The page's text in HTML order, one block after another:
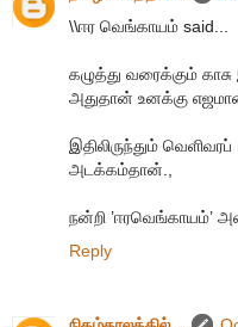
\\ஈர வெங்காயம் said...
கழுத்து வரைக்கும்
அதுதான் உனக்கு
இதிலிருந்தும்
அடக்கம்தான்.,
நன்றி ’ஈரவெங்காயம்’
Reply